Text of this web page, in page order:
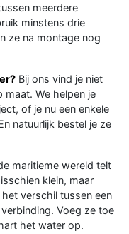
meerdere
minstens drie
ze na montage nog
Bij ons vind je niet
We helpen je
of je nu een enkele
natuurlijk bestel je ze
maritieme wereld telt
klein, maar
verschil tussen een
Voeg ze toe
het water op.